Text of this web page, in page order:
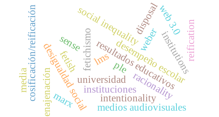
universidad
fetichismoresultados educativos
desempeño escolar
social inequality
desigualdad social racionality
weberinstitutions
instituciones
fetish
disposal
reification
enajenación
cosificación/reificación marx
media
medios audiovisuales
ple
lms
web 3.0
intentionality
sense